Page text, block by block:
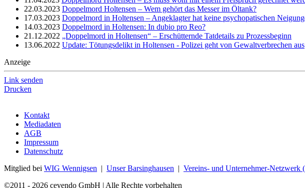
22.03.2023 Doppelmord Holtensen – Wem gehört das Messer im Öltank?
17.03.2023 Doppelmord in Holtensen – Angeklagter hat keine psychopatischen
14.03.2023 Doppelmord in Holtensen: In dubio pro Reo?
21.12.2022 „Doppelmord in Holtensen“ – Erschütternde Tatdetails zu Prozessbeginn
13.06.2022 Update: Tötungsdelikt in Holtensen - Polizei geht von Gewaltverbrechen aus
Anzeige
Link senden
Drucken
Kontakt
Mediadaten
AGB
Impressum
Datenschutz
Mitglied bei WIG Wennigsen | Unser Barsinghausen | Vereins- und Unternehmer-Netzwerk
©2011 - 2026 cevendo GmbH | Alle Rechte vorbehalten